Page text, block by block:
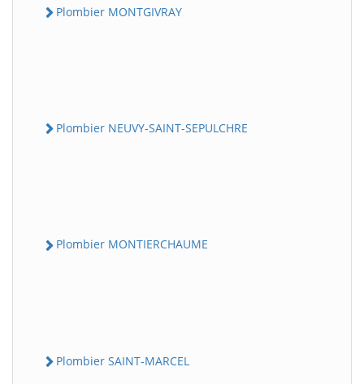
Plombier MONTGIVRAY
Plombier NEUVY-SAINT-SEPULCHRE
Plombier MONTIERCHAUME
Plombier SAINT-MARCEL